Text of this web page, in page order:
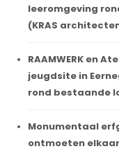
leeromgeving
(KRAS
RAAMWERK en
jeugdsite in
rond bestaande
Monumentaal
ontmoeten